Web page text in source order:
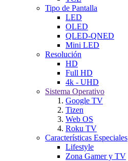
Tipo de Pantalla
LED
OLED
QLED-QNED
Mini LED
Resolución
HD
Full HD
4k - UHD
Sistema Operativo
Google TV
Tizen
Web OS
Roku TV
Características Especiales
Lifestyle
Zona Gamer y TV